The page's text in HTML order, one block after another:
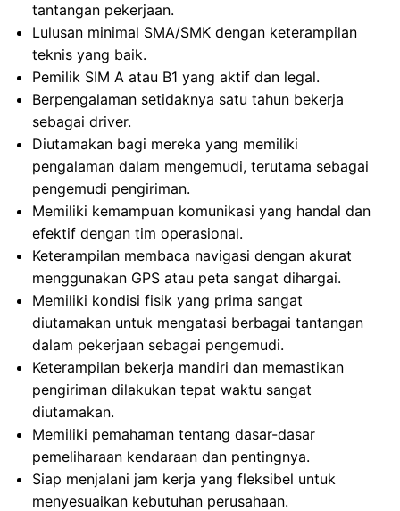
tantangan pekerjaan.
Lulusan minimal SMA/SMK dengan keterampilan
teknis yang baik.
Pemilik SIM A atau B1 yang aktif dan legal.
Berpengalaman setidaknya satu tahun bekerja
sebagai driver.
Diutamakan bagi mereka yang memiliki
pengalaman dalam mengemudi, terutama sebagai
pengemudi pengiriman.
Memiliki kemampuan komunikasi yang handal dan
efektif dengan tim operasional.
Keterampilan membaca navigasi dengan akurat
menggunakan GPS atau peta sangat dihargai.
Memiliki kondisi fisik yang prima sangat
diutamakan untuk mengatasi berbagai tantangan
dalam pekerjaan sebagai pengemudi.
Keterampilan bekerja mandiri dan memastikan
pengiriman dilakukan tepat waktu sangat
diutamakan.
Memiliki pemahaman tentang dasar-dasar
pemeliharaan kendaraan dan pentingnya.
Siap menjalani jam kerja yang fleksibel untuk
menyesuaikan kebutuhan perusahaan.